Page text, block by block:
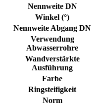
Nennweite DN
Winkel (°)
Nennweite Abgang DN
Verwendung
Abwasserrohre
Wandverstärkte
Ausführung
Farbe
Ringsteifigkeit
Norm